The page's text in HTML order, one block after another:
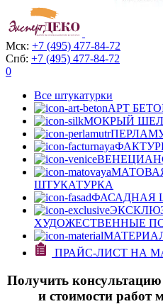
Мск: +7 (495) 477-84-72
Спб: +7 (495) 477-84-72
0
Все штукатурки
АРТ
МОКРЫЙ
ШТУКАТУРКА
ФАСАДНАЯ
ХУДОЖЕСТВЕННЫЕ
ПРАЙС-ЛИСТ НА
Получить консультацию
и стоимости работ